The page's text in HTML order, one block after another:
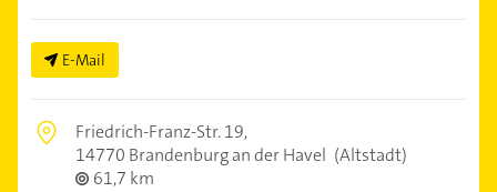
E-Mail
Friedrich-Franz-Str. 19,
14770 Brandenburg an der Havel (Altstadt)
61,7 km